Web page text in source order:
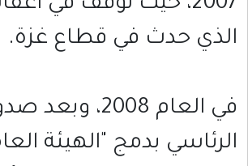
الذي حدث في قطاع غزة.
في العام 2008،
الرئاسي بدمج "الهيئة